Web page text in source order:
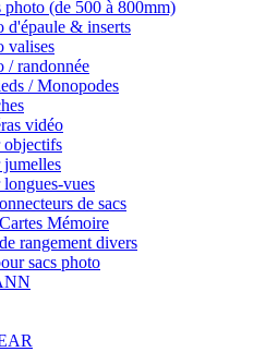
photo (de 500 à 800mm)
d'épaule & inserts
valises
/ randonnée
/ Monopodes
vidéo
objectifs
vues
de sacs
Mémoire
rangement divers
sacs photo